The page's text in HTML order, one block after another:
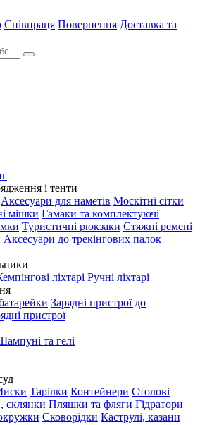
Співпраця Повернення Доставка та
і тенти
Аксесуари для наметів Москітні сітки
мішки Гамаки та комплектуючі
Туристичні рюкзаки Стяжні ремені
Аксесуари до трекінгових палок
ліхтарі Ручні ліхтарі
Зарядні пристрої до
пристрої
та гелі
Тарілки Контейнери Столові
склянки Пляшки та фляги Гідратори
Сковорідки Каструлі, казани